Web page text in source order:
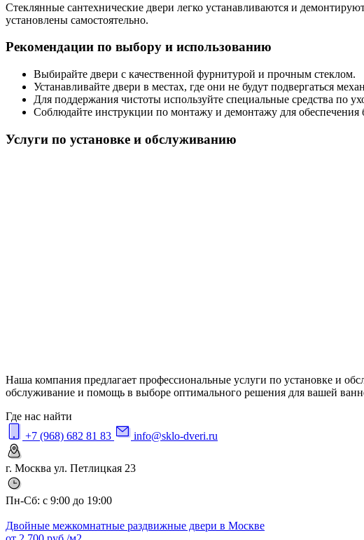
Стеклянные сантехнические двери легко устанавливаются и
установлены самостоятельно.
Рекомендации по выбору и использованию
Выбирайте двери с качественной фурнитурой и прочным стеклом.
Устанавливайте двери в местах, где они не будут подвергаться
Для поддержания чистоты используйте специальные средства по
Соблюдайте инструкции по монтажу и демонтажу для обеспечения
Услуги по установке и обслуживанию
Наша компания предлагает профессиональные услуги по установке и
обслуживание и помощь в выборе оптимального решения для вашей
Где нас найти
+7 (968) 682 81 83
info@sklo-dveri.ru
г. Москва ул. Петлицкая 23
Пн-Сб: с 9:00 до 19:00
Двойные межкомнатные раздвижные двери в Москве